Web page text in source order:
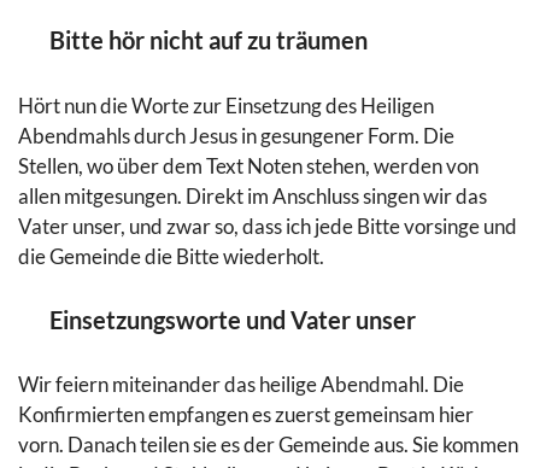
Bitte hör nicht auf zu träumen
Hört nun die Worte zur Einsetzung des Heiligen
Abendmahls durch Jesus in gesungener Form. Die
Stellen, wo über dem Text Noten stehen, werden von
allen mitgesungen. Direkt im Anschluss singen wir das
Vater unser, und zwar so, dass ich jede Bitte vorsinge und
die Gemeinde die Bitte wiederholt.
Einsetzungsworte und Vater unser
Wir feiern miteinander das heilige Abendmahl. Die
Konfirmierten empfangen es zuerst gemeinsam hier
vorn. Danach teilen sie es der Gemeinde aus. Sie kommen